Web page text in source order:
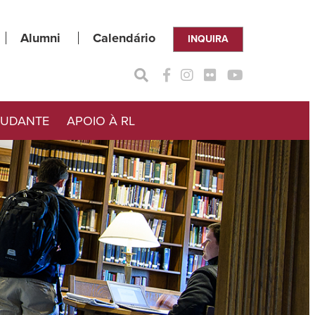
Alumni Calendário INQUIRA
APOIO À RL